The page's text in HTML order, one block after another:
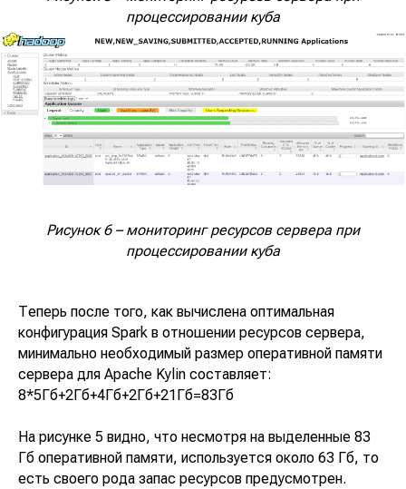
процессировании куба
Рисунок 6 – мониторинг ресурсов сервера при
процессировании куба
Теперь после того, как вычислена оптимальная
конфигурация Spark в отношении ресурсов сервера,
минимально необходимый размер оперативной памяти
сервера для Apache Kylin составляет:
8*5Гб+2Гб+4Гб+2Гб+21Гб=83Гб
На рисунке 5 видно, что несмотря на выделенные 83
Гб оперативной памяти, используется около 63 Гб, то
есть своего рода запас ресурсов предусмотрен.